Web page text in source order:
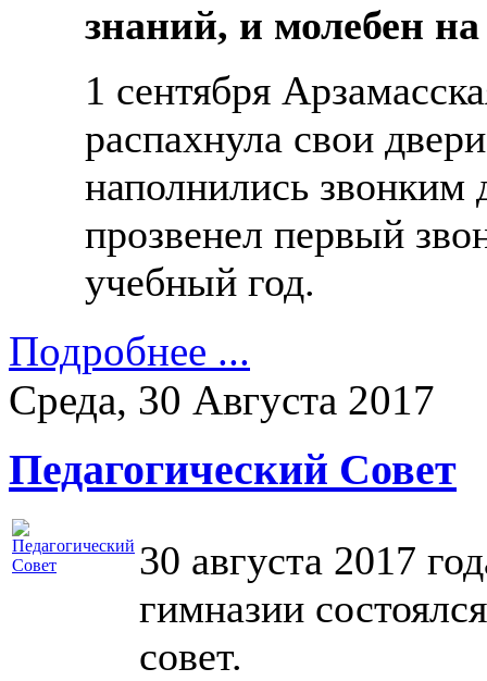
знаний, и молебен на
1 сентября
распахнула свои
наполнились звонким
прозвенел первый
учебный год.
Подробнее ...
Среда, 30 Августа 2017
Педагогический Совет
30 августа 2017
гимназии
совет.